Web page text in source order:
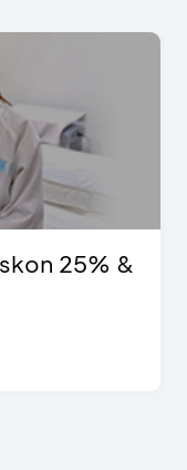
25% &